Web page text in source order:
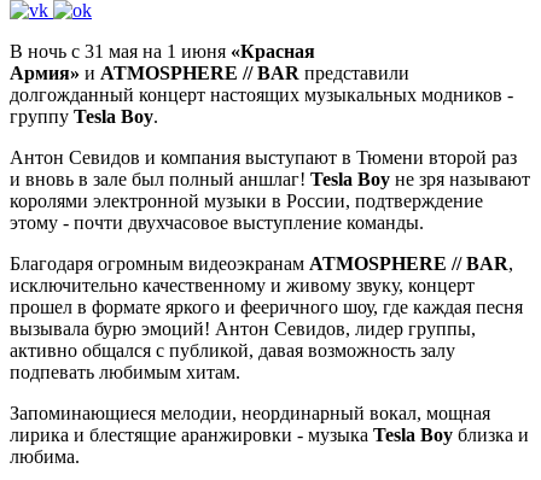
В ночь с 31 мая на 1 июня «Красная
Армия» и ATMOSPHERE // BAR представили
долгожданный концерт настоящих музыкальных модников -
группу Tesla Boy.
Антон Севидов и компания выступают в Тюмени второй раз
и вновь в зале был полный аншлаг! Tesla Boy не зря называют
королями электронной музыки в России, подтверждение
этому - почти двухчасовое выступление команды.
Благодаря огромным видеоэкранам ATMOSPHERE // BAR,
исключительно качественному и живому звуку, концерт
прошел в формате яркого и фееричного шоу, где каждая песня
вызывала бурю эмоций! Антон Севидов, лидер группы,
активно общался с публикой, давая возможность залу
подпевать любимым хитам.
Запоминающиеся мелодии, неординарный вокал, мощная
лирика и блестящие аранжировки - музыка Tesla Boy близка и
любима.